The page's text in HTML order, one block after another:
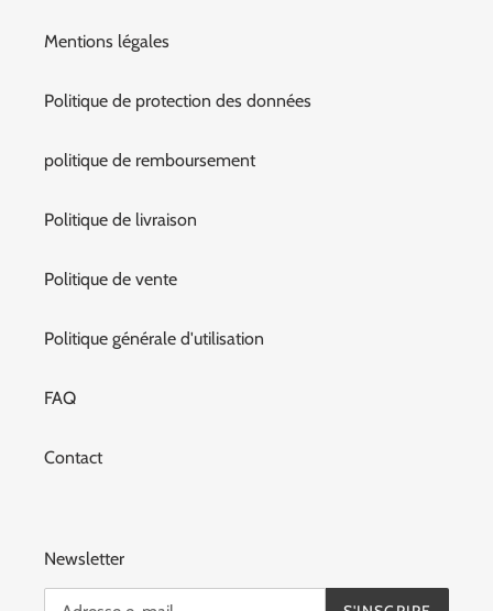
Mentions légales
Politique de protection des données
politique de remboursement
Politique de livraison
Politique de vente
Politique générale d'utilisation
FAQ
Contact
Newsletter